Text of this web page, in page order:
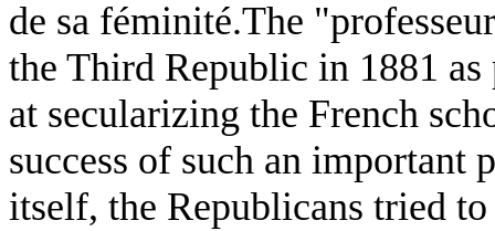
de sa féminité.The
the Third Republic in 1881 as
at secularizing the French
success of such an
itself, the Republicans tried